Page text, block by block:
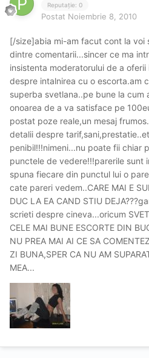
Reputație: 0
Postat Noiembrie 8, 2010
[/size]abia mi-am facut cont la voi
dintre comentarii...sincer ce ma
insistenta moderatorului de a
despre intalnirea cu o escorta.am
superba svetlana..pe bune la
onoarea de a va satisface pe
postat poze reale,un mesaj
detalii despre
penibil!!!nimeni...nu poate fii chiar
punctele de vedere!!!parerile sunt
spuna fiecare din punctul lui o
cate pareri vedem..CARE MAI E
DUC LA EA CAND STIU
scrieti despre cineva...oricum
CELE MAI BUNE ESCORTE DIN
NU PREA MAI AI CE SA
ZI BUNA,SPER CA NU AM
MEA...